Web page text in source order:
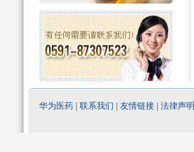
华为医药 联系我们 友情链接 法律声明